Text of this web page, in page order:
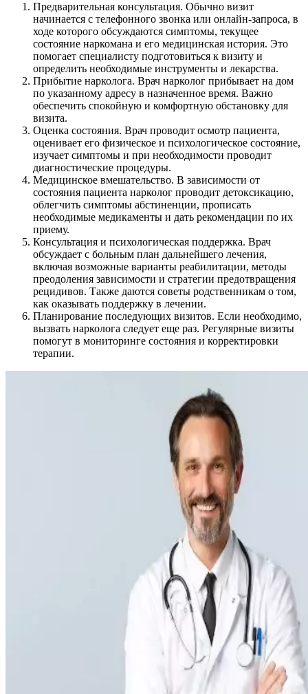
Предварительная консультация. Обычно визит
начинается с телефонного звонка или онлайн-запроса, в
ходе которого обсуждаются симптомы, текущее
состояние наркомана и его медицинская история. Это
помогает специалисту подготовиться к визиту и
определить необходимые инструменты и лекарства.
Прибытие нарколога. Врач нарколог прибывает на дом
по указанному адресу в назначенное время. Важно
обеспечить спокойную и комфортную обстановку для
визита.
Оценка состояния. Врач проводит осмотр пациента,
оценивает его физическое и психологическое состояние,
изучает симптомы и при необходимости проводит
диагностические процедуры.
Медицинское вмешательство. В зависимости от
состояния пациента нарколог проводит детоксикацию,
облегчить симптомы абстиненции, прописать
необходимые медикаменты и дать рекомендации по их
приему.
Консультация и психологическая поддержка. Врач
обсуждает с больным план дальнейшего лечения,
включая возможные варианты реабилитации, методы
преодоления зависимости и стратегии предотвращения
рецидивов. Также даются советы родственникам о том,
как оказывать поддержку в лечении.
Планирование последующих визитов. Если необходимо,
вызвать нарколога следует еще раз. Регулярные визиты
помогут в мониторинге состояния и корректировки
терапии.